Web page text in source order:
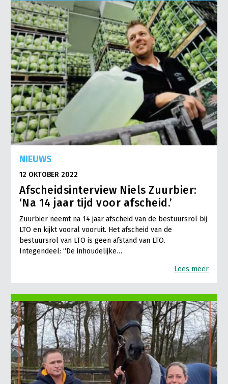
Konijnenhouderij
Melkveehouderij
Paardenhouderij
Pluimveehouderij
Schapenhouderij
Varkenshouderij
Vleesveehouderij
Bollenteelt
Bomen, vaste planten en zomerbloemen
Fruitteelt
Glastuinbouw
Paddenstoelen
Vollegrondsgroente
Vrouw en Bedrijf
Nieuws
Nieuwsabonnement
Webinars
Over LTO
LTO Nederland
Mensen
Bestuur en Directie
Medewerkers
Vakgroepbestuurders
Jaarverslag 2023
Vacatures
Pers
Contact
NIEUWS
12 OKTOBER 2022
Afscheidsinterview Niels Zuurbier:
‘Na 14 jaar tijd voor afscheid.’
Zuurbier neemt na 14 jaar afscheid van de bestuursrol bij
LTO en kijkt vooral vooruit. Het afscheid van de
bestuursrol van LTO is geen afstand van LTO.
Integendeel: “De inhoudelijke…
Lees meer